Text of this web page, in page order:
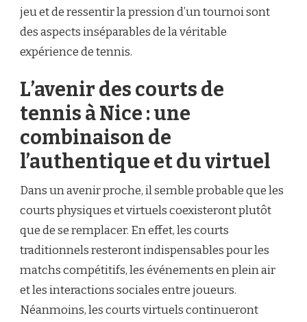
jeu et de ressentir la pression d’un tournoi sont
des aspects inséparables de la véritable
expérience de tennis.
L’avenir des courts de
tennis à Nice : une
combinaison de
l’authentique et du virtuel
Dans un avenir proche, il semble probable que les
courts physiques et virtuels coexisteront plutôt
que de se remplacer. En effet, les courts
traditionnels resteront indispensables pour les
matchs compétitifs, les événements en plein air
et les interactions sociales entre joueurs.
Néanmoins, les courts virtuels continueront